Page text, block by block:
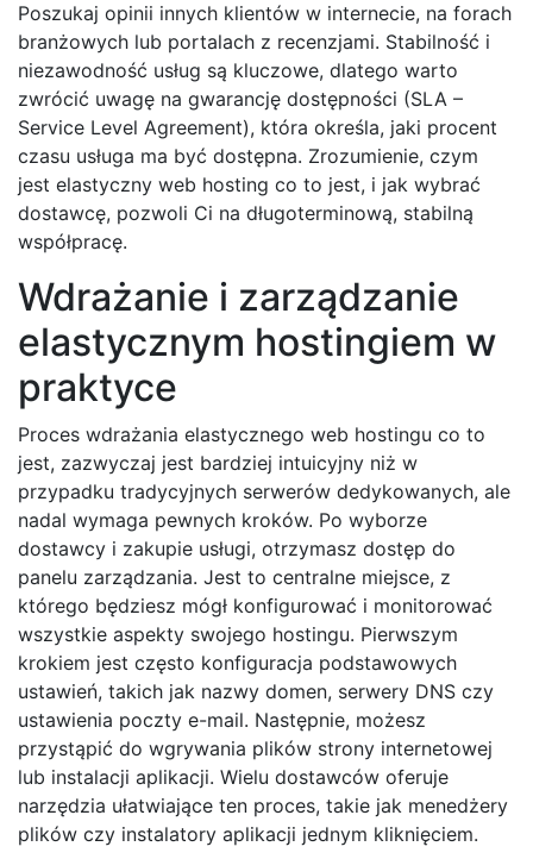
Poszukaj opinii innych klientów w internecie, na forach
branżowych lub portalach z recenzjami. Stabilność i
niezawodność usług są kluczowe, dlatego warto
zwrócić uwagę na gwarancję dostępności (SLA –
Service Level Agreement), która określa, jaki procent
czasu usługa ma być dostępna. Zrozumienie, czym
jest elastyczny web hosting co to jest, i jak wybrać
dostawcę, pozwoli Ci na długoterminową, stabilną
współpracę.
Wdrażanie i zarządzanie
elastycznym hostingiem w
praktyce
Proces wdrażania elastycznego web hostingu co to
jest, zazwyczaj jest bardziej intuicyjny niż w
przypadku tradycyjnych serwerów dedykowanych, ale
nadal wymaga pewnych kroków. Po wyborze
dostawcy i zakupie usługi, otrzymasz dostęp do
panelu zarządzania. Jest to centralne miejsce, z
którego będziesz mógł konfigurować i monitorować
wszystkie aspekty swojego hostingu. Pierwszym
krokiem jest często konfiguracja podstawowych
ustawień, takich jak nazwy domen, serwery DNS czy
ustawienia poczty e-mail. Następnie, możesz
przystąpić do wgrywania plików strony internetowej
lub instalacji aplikacji. Wielu dostawców oferuje
narzędzia ułatwiające ten proces, takie jak menedżery
plików czy instalatory aplikacji jednym kliknięciem.